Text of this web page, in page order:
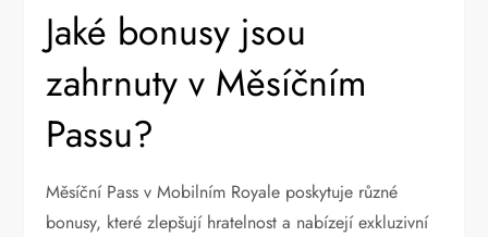
Jaké bonusy jsou
zahrnuty v Měsíčním
Passu?
Měsíční Pass v Mobilním Royale poskytuje různé
bonusy, které zlepšují hratelnost a nabízejí exkluzivní